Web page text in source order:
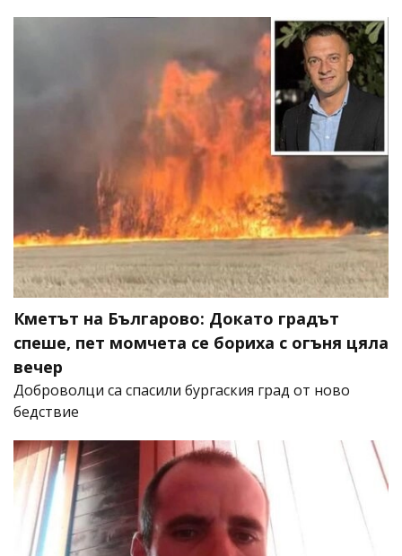
Кметът на Българово: Докато градът
спеше, пет момчета се бориха с огъня цяла
вечер
Доброволци са спасили бургаския град от ново
бедствие